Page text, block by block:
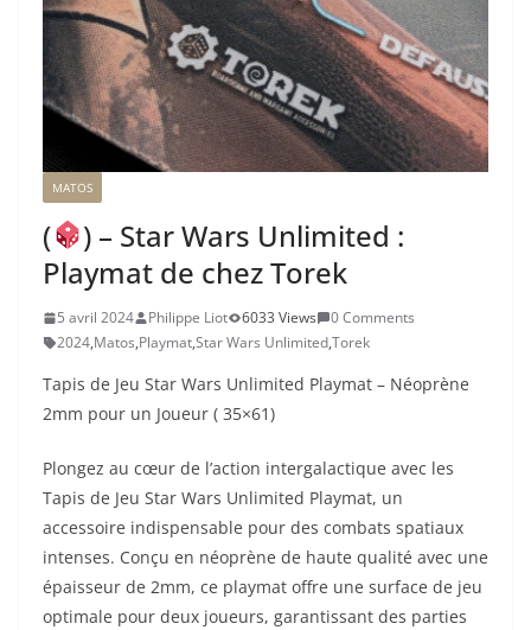
MATOS
(
) – Star Wars Unlimited :
Playmat de chez Torek
5 avril 2024 Philippe Liot 6033 Views
0 Comments
2024,Matos,Playmat,Star Wars Unlimited,Torek
Tapis de Jeu Star Wars Unlimited Playmat – Néoprène
2mm pour un Joueur ( 35×61)
Plongez au cœur de l’action intergalactique avec les
Tapis de Jeu Star Wars Unlimited Playmat, un
accessoire indispensable pour des combats spatiaux
intenses. Conçu en néoprène de haute qualité avec une
épaisseur de 2mm, ce playmat offre une surface de jeu
optimale pour deux joueurs, garantissant des parties